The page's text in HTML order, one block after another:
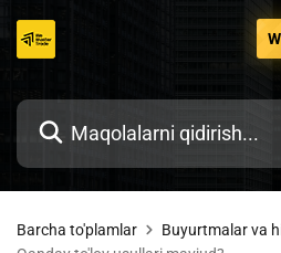
o'tish
Barcha to'plamlar
Buyurtmalar va